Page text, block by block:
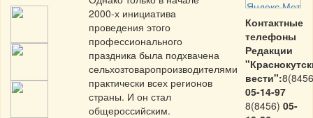
2000-х инициатива
проведения этого
профессионального
праздника была подхвачена
сельхозтоваропроизводителями
практически всех регионов
страны. И он стал
общероссийским.
Контактные
телефоны
Редакции
вести":
05-14-97
8(8456) 05-